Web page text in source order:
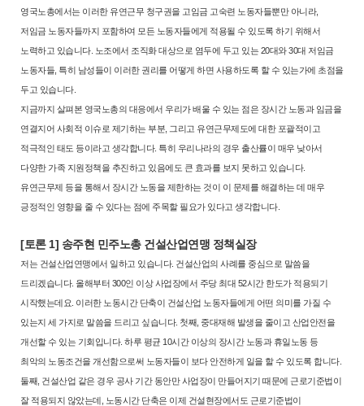
영국노총에서는 이러한 유연근무 청구권을 고임금 고숙련 노동자들뿐만 아니라,
저임금 노동자들까지 포함하여 모든 노동자들에게 적용될 수 있도록 하기 위해서
노력하고 있습니다. 노조에서 조직화 대상으로 염두에 두고 있는 20대와 30대 저임금
노동자들, 특히 남성들이 이러한 권리를 어떻게 하면 사용하도록 할 수 있는가에 초점을
두고 있습니다.
지금까지 살펴본 영국노총의 대응에서 우리가 배울 수 있는 점은 장시간 노동과 임금을
연결지어 사회적 이슈로 제기하는 부분, 그리고 유연근무제 도에 대한 포괄적이고
적극적인 태도 등이라고 생각합니다. 특히 우리나라의 경우 출산률이 매우 낮아서
다양한 가족 지원정책을 추진하고 있음에도 큰 효과를 보지 못하고 있습니다.
유연근무제 등을 통해서 장시간 노동을 제한하는 것이 이 문제를 해결하는 데 매우
긍정적인 영향을 줄 수 있다는 점에 주목할 필요가 있다고 생각합니다.
[토론 1] 송주현 민주노총 건설산업연맹 정책실장
저는 건설산업연맹에서 일하고 있습니다. 건설산업의 사례를 중심으로 말씀을
드리겠습니다. 올해부터 300인 이상 사업장에서 주당 최대 52시간 한도가 적용되기
시작했는데요. 이러한 노동시간 단축이 건설산업 노동자들에게 어떤 의미를 가질 수
있는지 세 가지로 말씀을 드리고 싶습니다. 첫째, 중대재해 발생을 줄이고 산업안전을
개선할 수 있는 기회입니다. 하루 평균 10시간 이상의 장시간 노동과 휴일노동 등
최악의 노동조건을 개선함으로써 노동자들이 보다 안전하게 일을 할 수 있도록 합니다.
둘째, 건설산업 같은 경우 공사 기간 동안만 사업장이 만들어지기 때문에 근로기준법이
잘 적용되지 않았는데, 노동시간 단축은 이제 건설현장에서도 근로기준법이